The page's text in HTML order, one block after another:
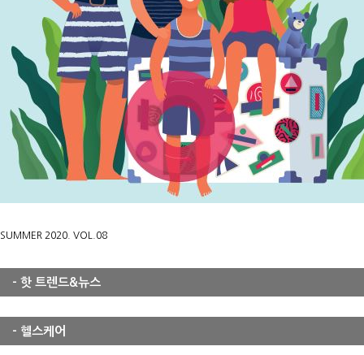
SUMMER 2020. VOL.08
- 핫 트렌드&뉴스
- 헬스케어